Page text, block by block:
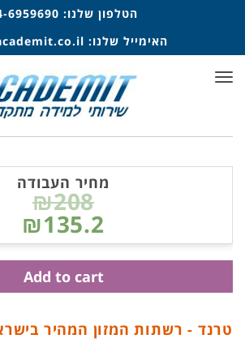
הטלפון שלנו: 6959690
האימייל שלנו:
תפריט
טרנד - רשתות המזון המהיר
מחיר העבודה
₪208
₪135.2
Add to cart